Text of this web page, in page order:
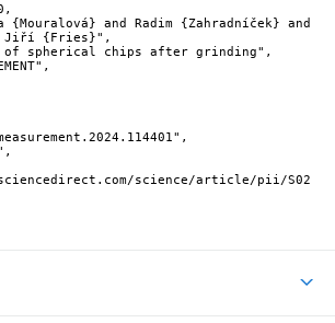
Jiří {Fries}",
science/article/pii/S02